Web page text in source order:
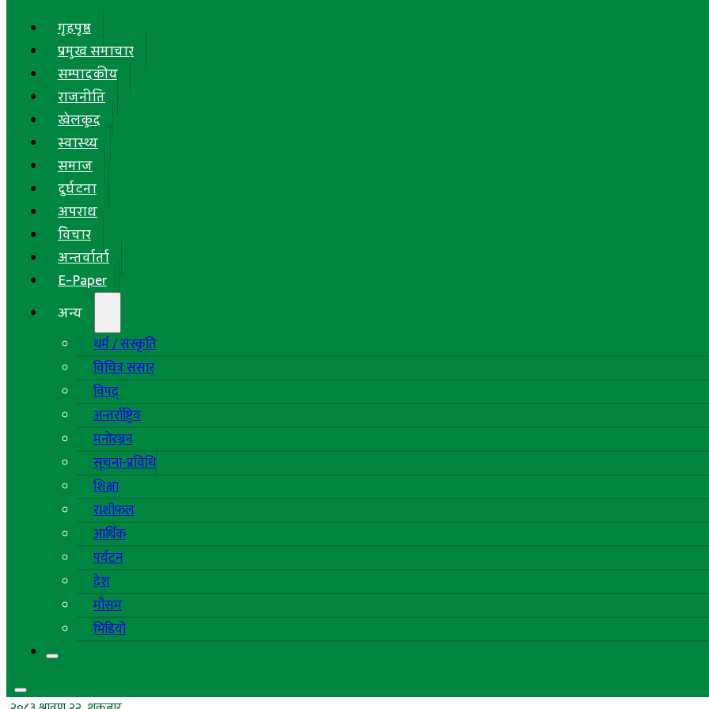
गृहपृष्ठ
प्रमुख समाचार
सम्पादकीय
राजनीति
खेलकुद
स्वास्थ्य
समाज
दुर्घटना
अपराध
विचार
अन्तर्वार्ता
E-Paper
अन्य
धर्म / संस्कृति
विचित्र संसार
विपद्
अन्तर्राष्ट्रिय
मनोरञ्जन
सूचना-प्रविधि
शिक्षा
राशीफल
आर्थिक
पर्यटन
देश
मौसम
भिडियो